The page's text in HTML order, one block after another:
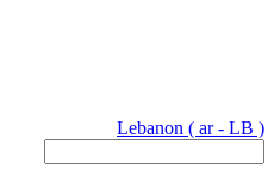
Lebanon ( ar - LB )